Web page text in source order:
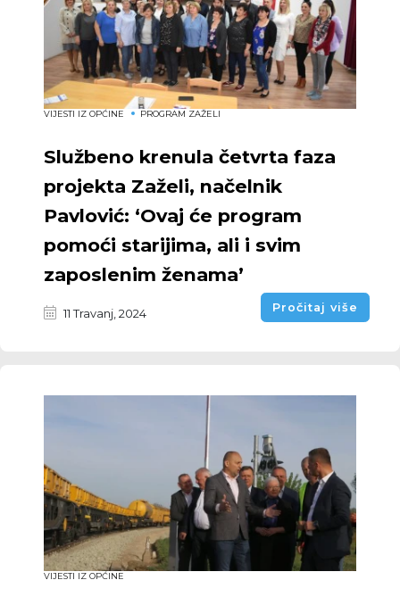
VIJESTI IZ OPĆINE PROGRAM ZAŽELI
Službeno krenula četvrta faza
projekta Zaželi, načelnik
Pavlović: ‘Ovaj će program
pomoći starijima, ali i svim
zaposlenim ženama’
11 Travanj, 2024 Pročitaj više
VIJESTI IZ OPĆINE